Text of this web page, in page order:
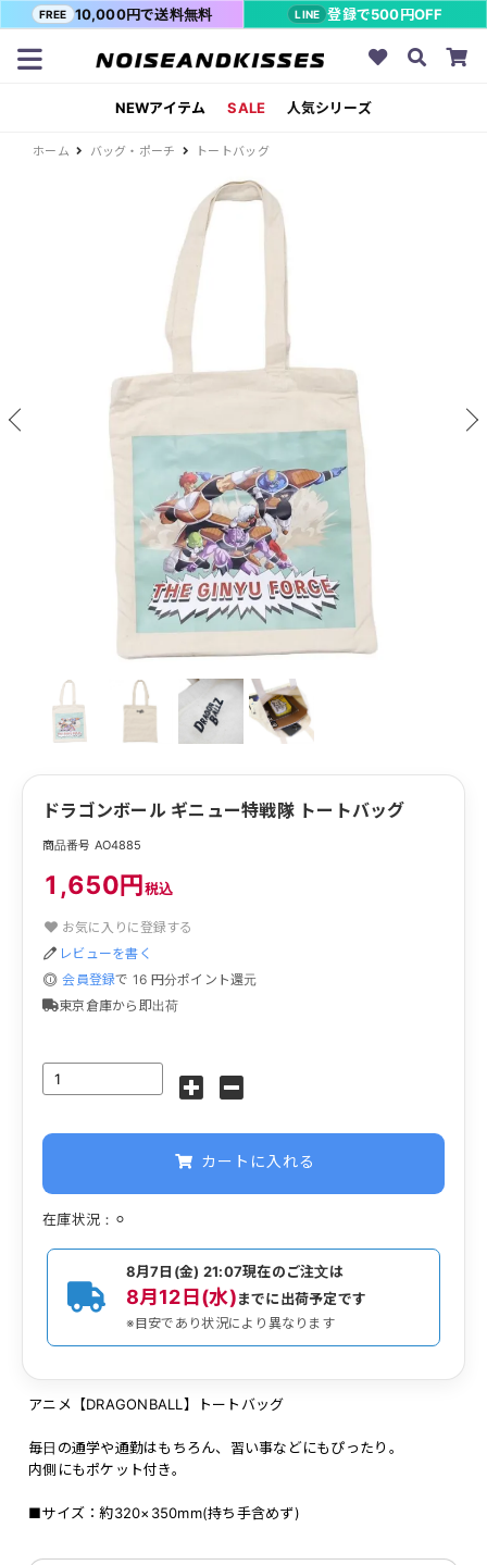
FREE 10,000円で送料無料 LINE 登録で500円OFF
NEWアイテム SALE 人気シリーズ
ホーム バッグ・ポーチ トートバッグ
ドラゴンボール ギニュー特戦隊 トートバッグ
商品番号 AO4885
1,650円税込
お気に入りに登録する
レビューを書く
会員登録で 16 円分ポイント還元
東京倉庫から即出荷
カートに入れる
在庫状況：⚪︎
8月7日(金) 21:07現在のご注文は
8月12日(水)までに出荷予定です
※目安であり状況により異なります
アニメ【DRAGONBALL】トートバッグ
毎日の通学や通勤はもちろん、習い事などにもぴったり。
内側にもポケット付き。
■サイズ：約320×350mm(持ち手含めず)